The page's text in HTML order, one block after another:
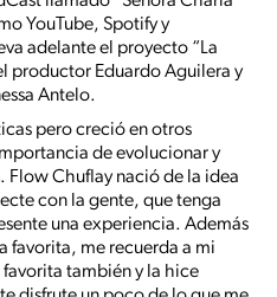
YouTube, Spotify y
adelante el proyecto “La
productor Eduardo Aguilera y
Antelo.
pero creció en otros
de evolucionar y
Flow Chuflay nació de la idea
con la gente, que tenga
una experiencia. Además
favorita, me recuerda a mi
también y la hice